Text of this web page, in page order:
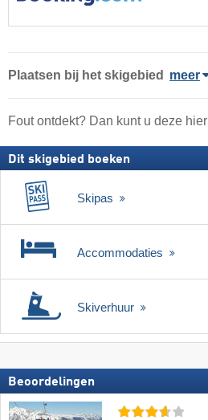
Plaatsen bij het skigebied meer
Fout ontdekt? Dan kunt u deze hier
Dit skigebied boeken
Skipas
Accommodaties
Skiverhuur
Beoordelingen